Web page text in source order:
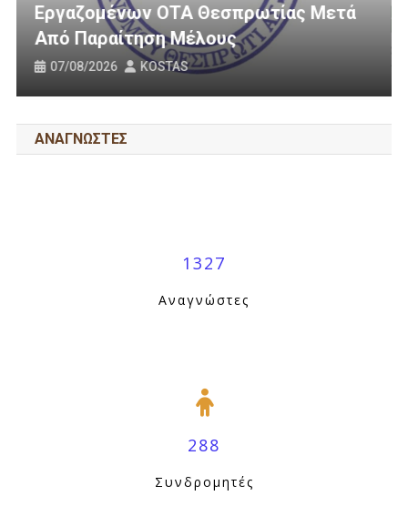
Μετά
3 Εκατομμύρια Ευρώ Για
Οδοποιία Στον Δήμο
31/07/2026
ΑΝΑΓΝΩΣΤΕΣ
1327
Αναγνώστες
288
Συνδρομητές